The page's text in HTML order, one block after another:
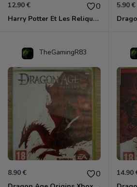
12.90 € 0
Harry Potter Et Les Reliques De La Mort - 1ère Partie Xbox 360
5.90 €
TheGamingR83
8.90 € 0 14.90